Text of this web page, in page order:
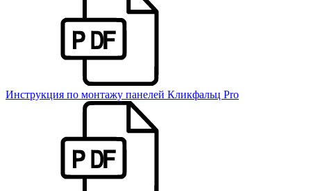
Инструкция по монтажу панелей Кликфальц Pro